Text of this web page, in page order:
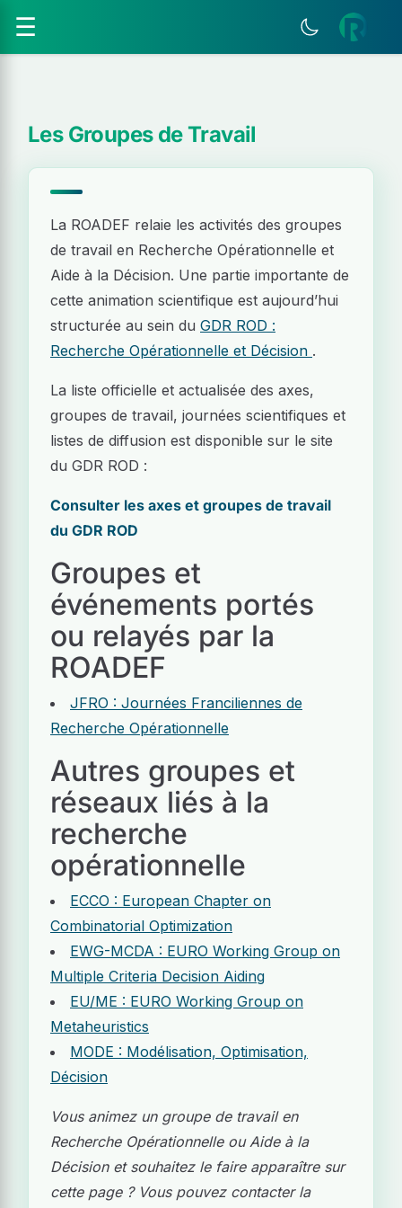
☰
Les Groupes de Travail
La ROADEF relaie les activités des groupes
de travail en Recherche Opérationnelle et
Aide à la Décision. Une partie importante de
cette animation scientifique est aujourd’hui
structurée au sein du GDR ROD :
Recherche Opérationnelle et Décision .
La liste officielle et actualisée des axes,
groupes de travail, journées scientifiques et
listes de diffusion est disponible sur le site
du GDR ROD :
Consulter les axes et groupes de travail
du GDR ROD
Groupes et
événements portés
ou relayés par la
ROADEF
JFRO : Journées Franciliennes de
Recherche Opérationnelle
Autres groupes et
réseaux liés à la
recherche
opérationnelle
ECCO : European Chapter on
Combinatorial Optimization
EWG-MCDA : EURO Working Group on
Multiple Criteria Decision Aiding
EU/ME : EURO Working Group on
Metaheuristics
MODE : Modélisation, Optimisation,
Décision
Vous animez un groupe de travail en
Recherche Opérationnelle ou Aide à la
Décision et souhaitez le faire apparaître sur
cette page ? Vous pouvez contacter la